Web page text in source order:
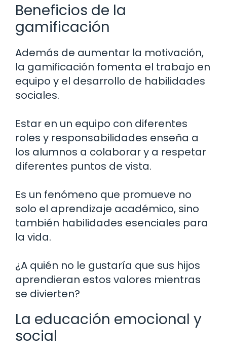
Beneficios de la
gamificación
Además de aumentar la motivación,
la gamificación fomenta el trabajo en
equipo y el desarrollo de habilidades
sociales.
Estar en un equipo con diferentes
roles y responsabilidades enseña a
los alumnos a colaborar y a respetar
diferentes puntos de vista.
Es un fenómeno que promueve no
solo el aprendizaje académico, sino
también habilidades esenciales para
la vida.
¿A quién no le gustaría que sus hijos
aprendieran estos valores mientras
se divierten?
La educación emocional y
social